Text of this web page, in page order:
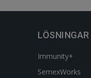
LÖSNINGAR
Immunity+
SemexWorks